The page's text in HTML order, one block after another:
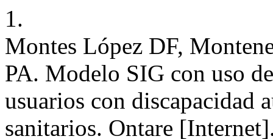
1.
Montes López DF,
PA. Modelo SIG con uso
usuarios con discapacidad
sanitarios. Ontare